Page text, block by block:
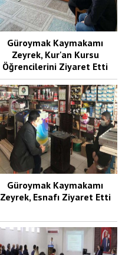
Güroymak Kaymakamı
Zeyrek, Kur'an Kursu
Öğrencilerini Ziyaret Etti
Güroymak Kaymakamı
Zeyrek, Esnafı Ziyaret Etti